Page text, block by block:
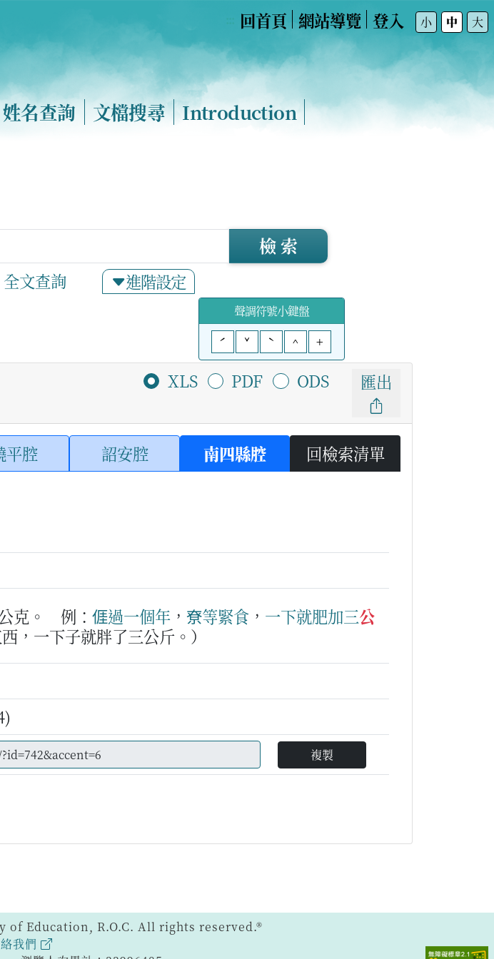
回首頁 網站導覽 登入 小 中 大
姓名查詢 文檔搜尋 Introduction
全文查詢 進階設定
檢 索
聲調符號小鍵盤
ˊ
ˇ ˋ ^ +
XLS PDF ODS 匯出
平腔 詔安腔 南四縣腔 回檢索清單
克。 例： 𠊎過一個年 ， 尞等緊食 ， 一下就肥加三公
，一下子就胖了三公斤。）
複製
of Education, R.O.C. All rights reserved.®
我們